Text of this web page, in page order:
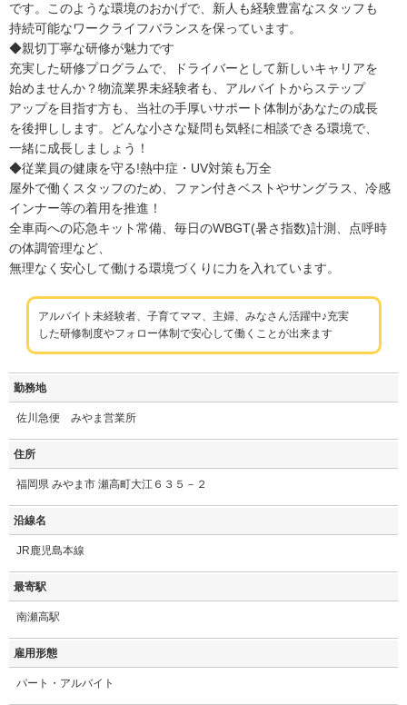
です。このような環境のおかげで、新人も経験豊富なスタッフも
持続可能なワークライフバランスを保っています。
◆親切丁寧な研修が魅力です
充実した研修プログラムで、ドライバーとして新しいキャリアを
始めませんか？物流業界未経験者も、アルバイトからステップ
アップを目指す方も、当社の手厚いサポート体制があなたの成長
を後押しします。どんな小さな疑問も気軽に相談できる環境で、
一緒に成長しましょう！
◆従業員の健康を守る!熱中症・UV対策も万全
屋外で働くスタッフのため、ファン付きベストやサングラス、冷感
インナー等の着用を推進！
全車両への応急キット常備、毎日のWBGT(暑さ指数)計測、点呼時
の体調管理など、
無理なく安心して働ける環境づくりに力を入れています。
アルバイト未経験者、子育てママ、主婦、みなさん活躍中♪充実
した研修制度やフォロー体制で安心して働くことが出来ます
勤務地
佐川急便 みやま営業所
住所
福岡県 みやま市 瀬高町大江６３５－２
沿線名
JR鹿児島本線
最寄駅
南瀬高駅
雇用形態
パート・アルバイト